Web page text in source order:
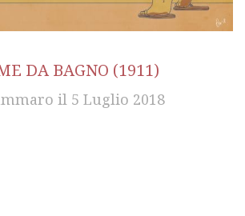
DA BAGNO (1911)
il 5 Luglio 2018